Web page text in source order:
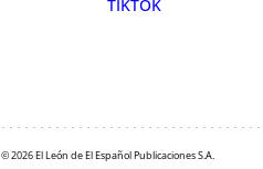
TIKTOK
© 2026 El León de El Español Publicaciones S.A.